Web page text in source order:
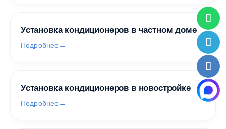
Установка кондиционеров в частном доме
Подробнее
Установка кондиционеров в новостройке
Подробнее